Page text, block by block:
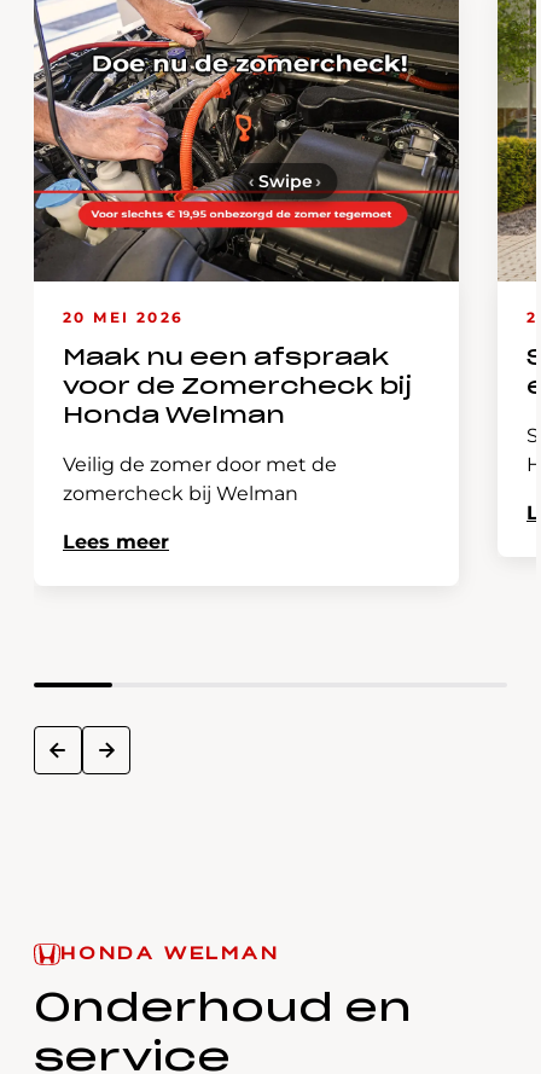
20 MEI 2026
Maak nu een afspraak
voor de Zomercheck bij
Honda Welman
Veilig de zomer door met de
zomercheck bij Welman
Lees meer
prev next
‹ Swipe›
HONDA WELMAN
Onderhoud en
service